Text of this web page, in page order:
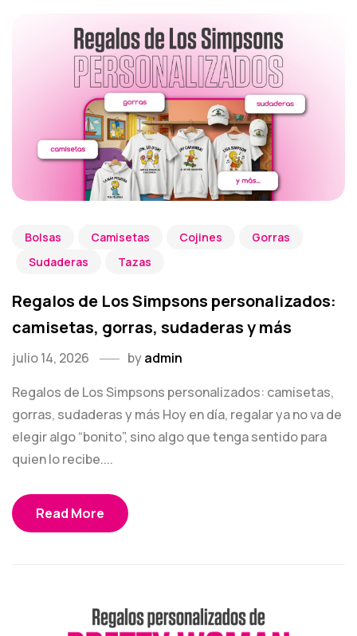
Bolsas Camisetas Cojines
Gorras
Sudaderas
Tazas
Regalos de Los Simpsons personalizados:
camisetas, gorras, sudaderas y más
julio 14, 2026 byadmin
Regalos de Los Simpsons personalizados: camisetas,
gorras, sudaderas y más Hoy en día, regalar ya no va de
elegir algo “bonito”, sino algo que tenga sentido para
quien lo recibe....
Read More